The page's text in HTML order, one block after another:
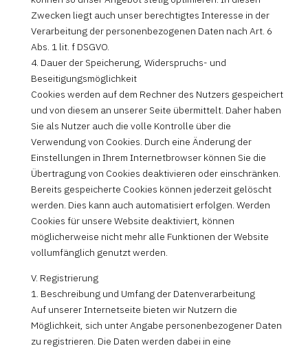
Zwecken liegt auch unser berechtigtes Interesse in der
Verarbeitung der personenbezogenen Daten nach Art. 6
Abs. 1 lit. f DSGVO.
4. Dauer der Speicherung, Widerspruchs- und
Beseitigungsmöglichkeit
Cookies werden auf dem Rechner des Nutzers gespeichert
und von diesem an unserer Seite übermittelt. Daher haben
Sie als Nutzer auch die volle Kontrolle über die
Verwendung von Cookies. Durch eine Änderung der
Einstellungen in Ihrem Internetbrowser können Sie die
Übertragung von Cookies deaktivieren oder einschränken.
Bereits gespeicherte Cookies können jederzeit gelöscht
werden. Dies kann auch automatisiert erfolgen. Werden
Cookies für unsere Website deaktiviert, können
möglicherweise nicht mehr alle Funktionen der Website
vollumfänglich genutzt werden.
V. Registrierung
1. Beschreibung und Umfang der Datenverarbeitung
Auf unserer Internetseite bieten wir Nutzern die
Möglichkeit, sich unter Angabe personenbezogener Daten
zu registrieren. Die Daten werden dabei in eine